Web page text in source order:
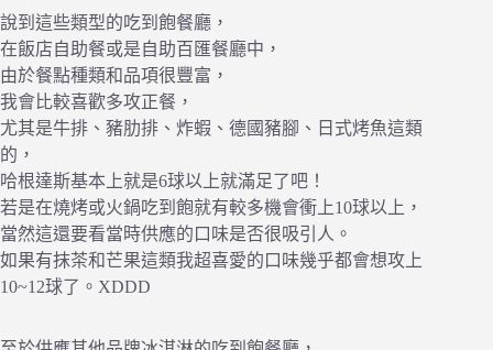
說到這些類型的吃到飽餐廳，
在飯店自助餐或是自助百匯餐廳中，
由於餐點種類和品項很豐富，
我會比較喜歡多攻正餐，
尤其是牛排、豬肋排、炸蝦、德國豬腳、日式烤魚這類
的，
哈根達斯基本上就是6球以上就滿足了吧！
若是在燒烤或火鍋吃到飽就有較多機會衝上10球以上，
當然這還要看當時供應的口味是否很吸引人。
如果有抹茶和芒果這類我超喜愛的口味幾乎都會想攻上
10~12球了。XDDD